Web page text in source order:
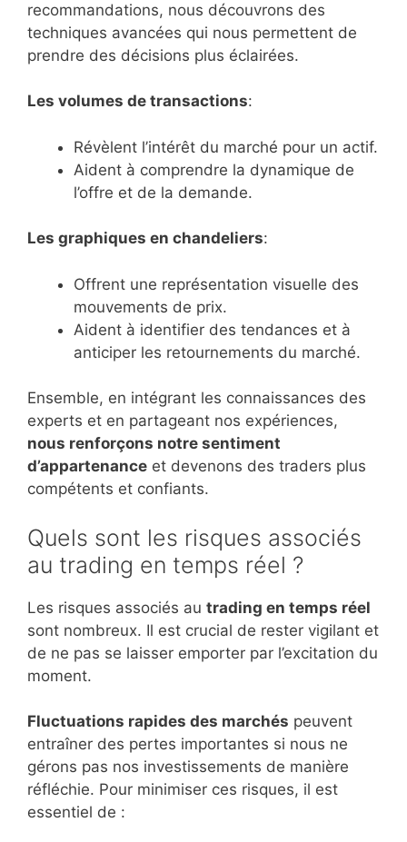
recommandations, nous découvrons des
techniques avancées qui nous permettent de
prendre des décisions plus éclairées.
Les volumes de transactions:
Révèlent l’intérêt du marché pour un actif.
Aident à comprendre la dynamique de
l’offre et de la demande.
Les graphiques en chandeliers:
Offrent une représentation visuelle des
mouvements de prix.
Aident à identifier des tendances et à
anticiper les retournements du marché.
Ensemble, en intégrant les connaissances des
experts et en partageant nos expériences,
nous renforçons notre sentiment
d’appartenance et devenons des traders plus
compétents et confiants.
Quels sont les risques associés
au trading en temps réel ?
Les risques associés au trading en temps réel
sont nombreux. Il est crucial de rester vigilant et
de ne pas se laisser emporter par l’excitation du
moment.
Fluctuations rapides des marchés peuvent
entraîner des pertes importantes si nous ne
gérons pas nos investissements de manière
réfléchie. Pour minimiser ces risques, il est
essentiel de :